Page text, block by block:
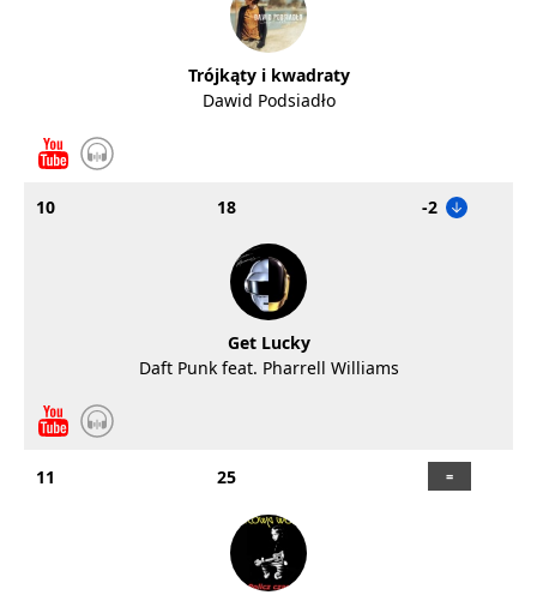
Trójkąty i kwadraty
Dawid Podsiadło
10 18 -2
Get Lucky
Daft Punk feat. Pharrell Williams
11 25